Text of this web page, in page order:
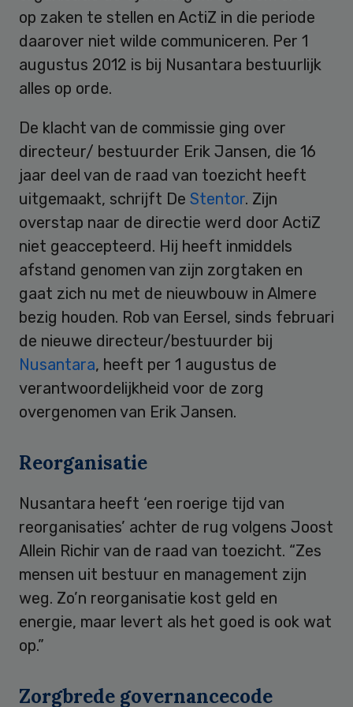
op zaken te stellen en ActiZ in die periode
daarover niet wilde communiceren. Per 1
augustus 2012 is bij Nusantara bestuurlijk
alles op orde.
De klacht van de commissie ging over
directeur/ bestuurder Erik Jansen, die 16
jaar deel van de raad van toezicht heeft
uitgemaakt, schrijft De Stentor. Zijn
overstap naar de directie werd door ActiZ
niet geaccepteerd. Hij heeft inmiddels
afstand genomen van zijn zorgtaken en
gaat zich nu met de nieuwbouw in Almere
bezig houden. Rob van Eersel, sinds februari
de nieuwe directeur/bestuurder bij
Nusantara, heeft per 1 augustus de
verantwoordelijkheid voor de zorg
overgenomen van Erik Jansen.
Reorganisatie
Nusantara heeft ‘een roerige tijd van
reorganisaties’ achter de rug volgens Joost
Allein Richir van de raad van toezicht. “Zes
mensen uit bestuur en management zijn
weg. Zo’n reorganisatie kost geld en
energie, maar levert als het goed is ook wat
op.”
Zorgbrede governancecode